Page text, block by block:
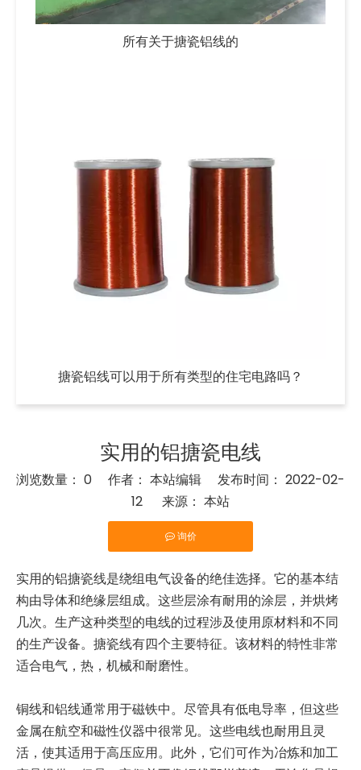
所有关于搪瓷铝线的
搪瓷铝线可以用于所有类型的住宅电路吗？
实用的铝搪瓷电线
浏览数量： 0 作者： 本站编辑 发布时间： 2022-02-
12 来源： 本站
询价
实用的铝搪瓷线是绕组电气设备的绝佳选择。它的基本结
构由导体和绝缘层组成。这些层涂有耐用的涂层，并烘烤
几次。生产这种类型的电线的过程涉及使用原材料和不同
的生产设备。搪瓷线有四个主要特征。该材料的特性非常
适合电气，热，机械和耐磨性。
铜线和铝线通常用于磁铁中。尽管具有低电导率，但这些
金属在航空和磁性仪器中很常见。这些电线也耐用且灵
活，使其适用于高压应用。此外，它们可作为冶炼和加工